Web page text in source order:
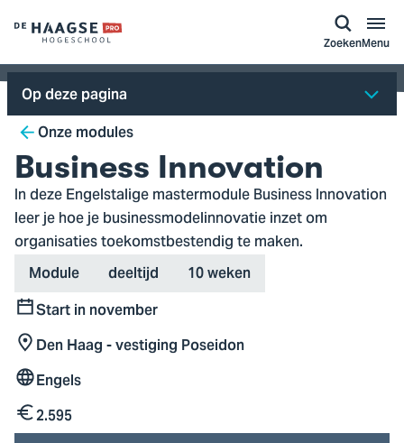
Logo
van
De
Haagse
Hogeschool,
ga
naar
de
homepagina
ZoekenMenu
Op deze pagina
Breadcrumb
Onze modules
Business Innovation
In deze Engelstalige mastermodule Business Innovation
leer je hoe je businessmodelinnovatie inzet om
organisaties toekomstbestendig te maken.
Type
Module Variant
deeltijd Duration
10 weken
StartStart in november
Locatie
Den Haag - vestiging Poseidon
TaalEngels
Kosten
2.595